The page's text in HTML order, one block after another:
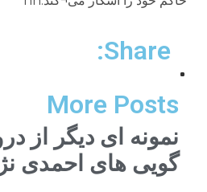
Share:
More Posts
نمونه ای دیگر از
گویی های احمدی